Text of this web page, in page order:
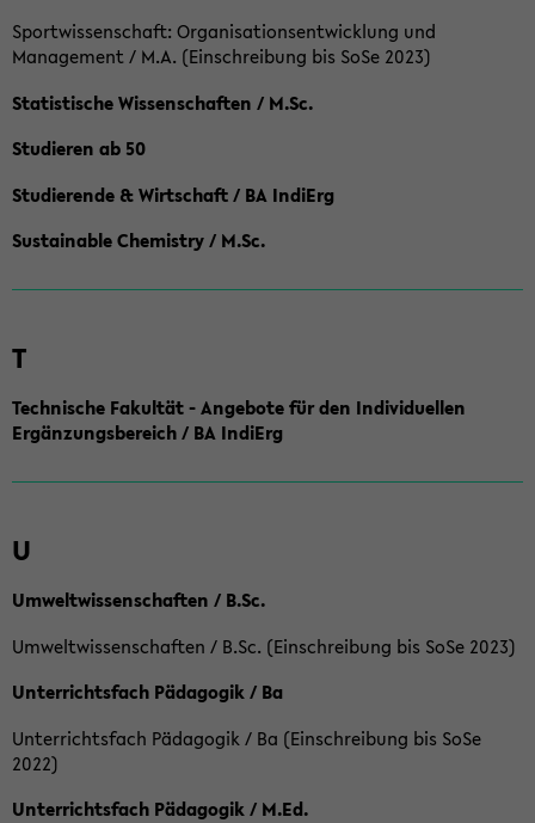
Sportwissenschaft: Organisationsentwicklung und
Management / M.A. (Einschreibung bis SoSe 2023)
Statistische Wissenschaften / M.Sc.
Studieren ab 50
Studierende & Wirtschaft / BA IndiErg
Sustainable Chemistry / M.Sc.
T
Technische Fakultät - Angebote für den Individuellen
Ergänzungsbereich / BA IndiErg
U
Umweltwissenschaften / B.Sc.
Umweltwissenschaften / B.Sc. (Einschreibung bis SoSe 2023)
Unterrichtsfach Pädagogik / Ba
Unterrichtsfach Pädagogik / Ba (Einschreibung bis SoSe
2022)
Unterrichtsfach Pädagogik / M.Ed.